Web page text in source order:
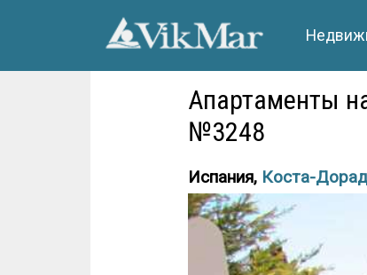
Апартаменты
№3248
Испания, Коста-